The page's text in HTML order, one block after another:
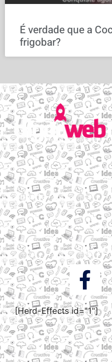
É verdade que a
frigobar?
Suporte
Suporte via Whats
Siga a
[Herd-Effects id="1"]
© Todos os direitos